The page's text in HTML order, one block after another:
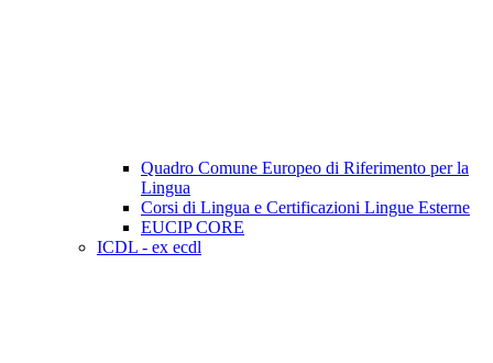
Quadro Comune Europeo di Riferimento per la
Lingua
Corsi di Lingua e Certificazioni Lingue Esterne
EUCIP CORE
ICDL - ex ecdl